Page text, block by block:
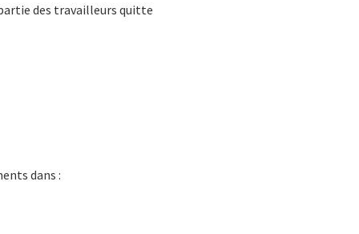
des travailleurs quitte
dans :